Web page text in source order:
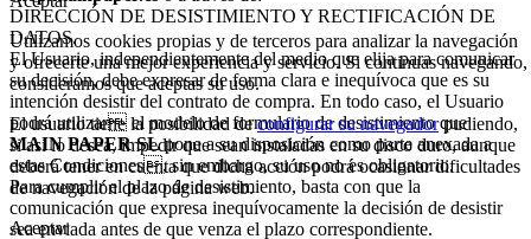
DIRECCIÓN DE DESISTIMIENTO Y RECTIFICACIÓN DE
DATOS.
El Usuario, independientemente del medio que elija para comunicar
su decisión, debe expresar de forma clara e inequívoca que es su
intención desistir del contrato de compra. En todo caso, el Usuario
podrá utilizar el modelo de formulario de desistimiento que
MAIN PAPER SLpone a su disposición como parte anexada a
estas Condiciones, sin embargo, su uso no es obligatorio.
Para cumplir el plazo de desistimiento, basta con que la
comunicación que expresa inequívocamente la decisión de desistir
sea enviada antes de que venza el plazo correspondiente.
Utilizamos cookies propias y de terceros para analizar la navegación
y ofrecerte una mejor experiencia y servicio. Si continuas navegando,
consideramos que aceptas su uso.
El usuario tiene la posibilidad deconfigurar su navegadorpudiendo,
si así lo desea, impedir que sean instaladas en su disco duro, aunque
deberá tener en cuenta que dicha acción podrá ocasionar dificultades
de navegación de la página web.
Aceptar